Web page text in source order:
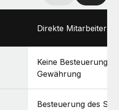
Direkte
Keine Besteuerung
Gewährung
Besteuerung des